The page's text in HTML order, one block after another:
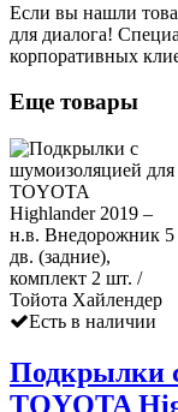
Если вы нашли
для диалога!
корпоративных
Еще товары
Есть в наличии
Подкрылки
TOYOTA